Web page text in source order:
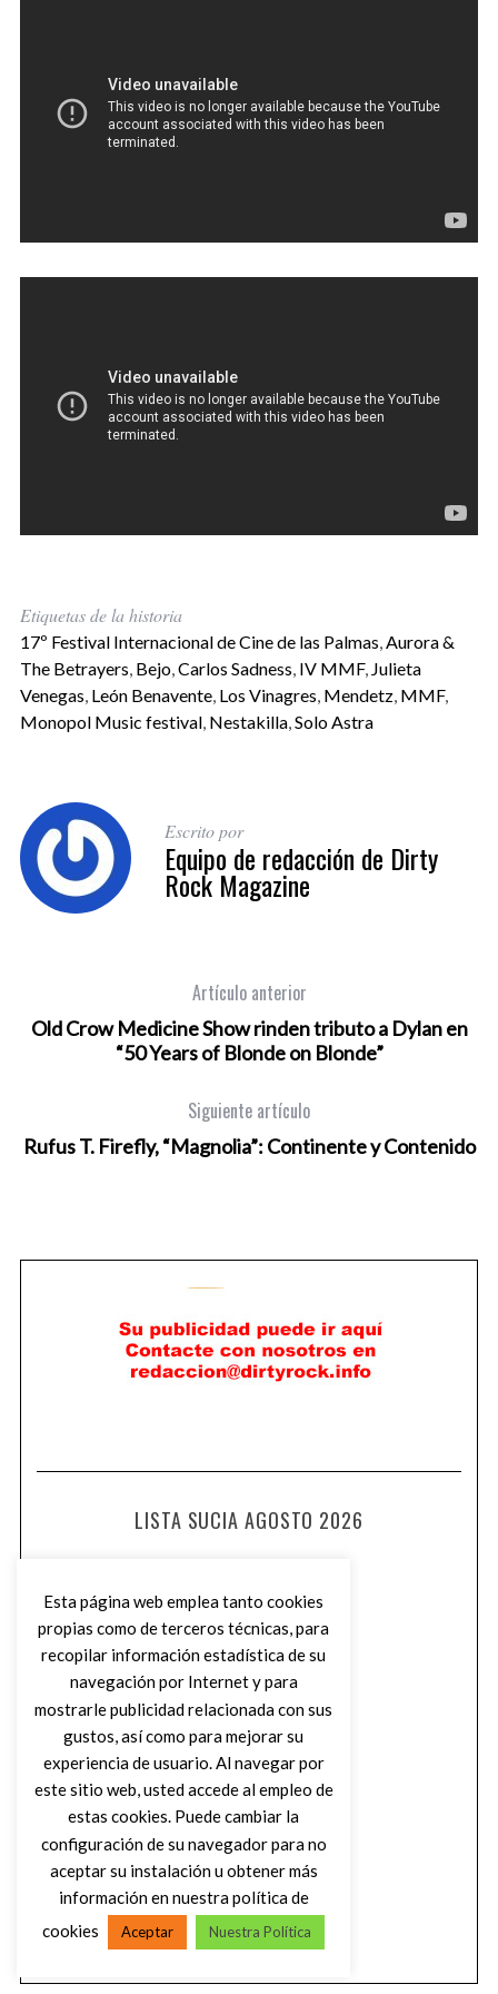
Etiquetas de la historia
17º Festival Internacional de Cine de las Palmas Aurora &
The Betrayers Bejo, Carlos Sadness IV MMF, Julieta
Venegas León Benavente, Los Vinagres Mendetz, MMF,
Monopol Music festival, Nestakilla, Solo Astra
Escrito por
Equipo de redacción de Dirty
Rock Magazine
Artículo anterior
Old Crow Medicine Show rinden tributo a Dylan en
“50 Years of Blonde on Blonde”
Siguiente artículo
Rufus T. Firefly, “Magnolia”: Continente y Contenido
LISTA SUCIA AGOSTO 2026
Esta página web emplea tanto cookies
propias como de terceros técnicas, para
recopilar información estadística de su
navegación por Internet y para
mostrarle publicidad relacionada con sus
gustos, así como para mejorar su
experiencia de usuario. Al navegar por
este sitio web, usted accede al empleo de
estas cookies. Puede cambiar la
configuración de su navegador para no
aceptar su instalación u obtener más
información en nuestra política de
cookies
Aceptar Nuestra Política